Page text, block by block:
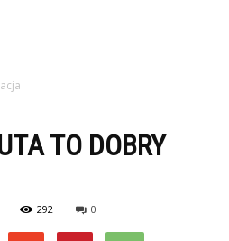
TO DOBRY
292 0